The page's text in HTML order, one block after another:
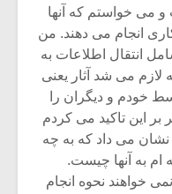
می خواستم که آنها
انجام می دهند. من
انتقال اطلاعات به
می شد آثار یعنی
خودم و دیگران را
بر این تاکید می کردم
نشان می داد که به چه
به آنها چیست.
خواهند نحوه انجام